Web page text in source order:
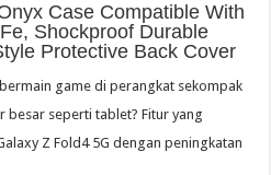
Case Compatible With
Shockproof Durable
Protective Back Cover
game di perangkat sekompak
besar seperti tablet? Fitur yang
Z Fold4 5G dengan peningkatan